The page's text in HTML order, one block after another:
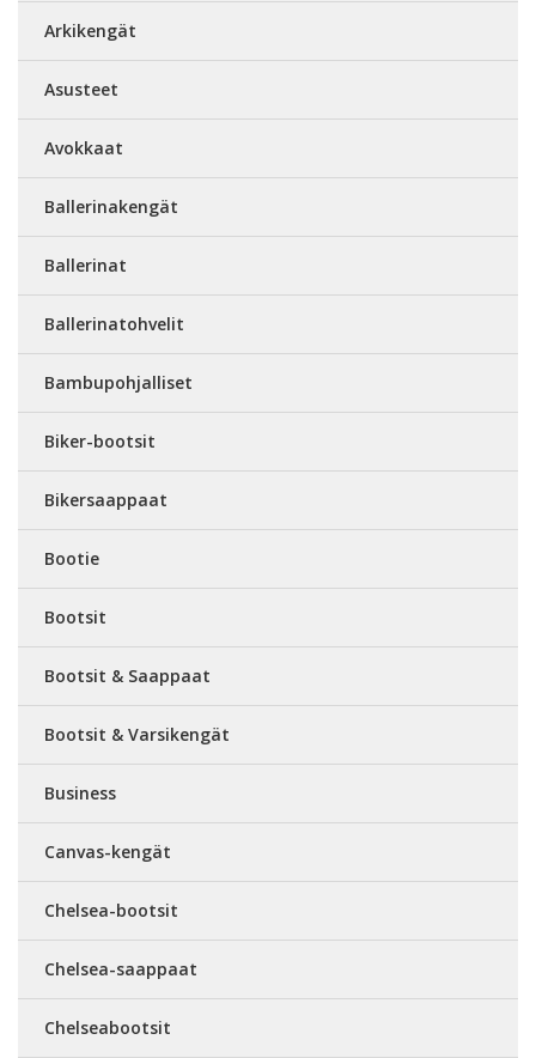
Arkikengät
Asusteet
Avokkaat
Ballerinakengät
Ballerinat
Ballerinatohvelit
Bambupohjalliset
Biker-bootsit
Bikersaappaat
Bootie
Bootsit
Bootsit & Saappaat
Bootsit & Varsikengät
Business
Canvas-kengät
Chelsea-bootsit
Chelsea-saappaat
Chelseabootsit